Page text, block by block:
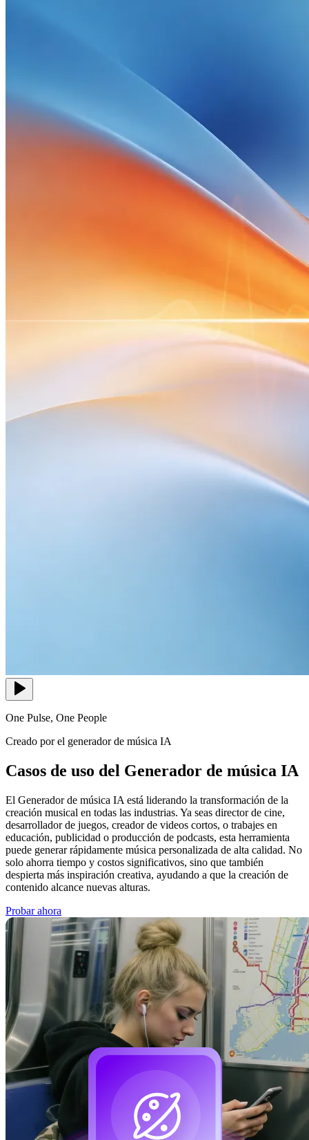
One Pulse, One People
Creado por el generador de música IA
Casos de uso del Generador de música IA
El Generador de música IA está liderando la transformación de la
creación musical en todas las industrias. Ya seas director de cine,
desarrollador de juegos, creador de videos cortos, o trabajes en
educación, publicidad o producción de podcasts, esta herramienta
puede generar rápidamente música personalizada de alta calidad. No
solo ahorra tiempo y costos significativos, sino que también
despierta más inspiración creativa, ayudando a que la creación de
contenido alcance nuevas alturas.
Probar ahora